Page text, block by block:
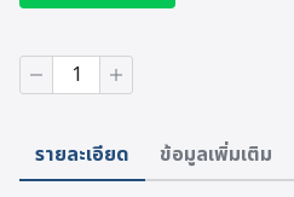
จำนวน
MERRY
Cane
ชิ้น
รายละเอียด ข้อมูลเพิ่มเติม